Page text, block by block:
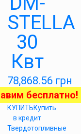
STELLA
30
Квт
78,868.56 грн
бесплатно!
КУПИТЬКупить
в кредит
Твердотопливные